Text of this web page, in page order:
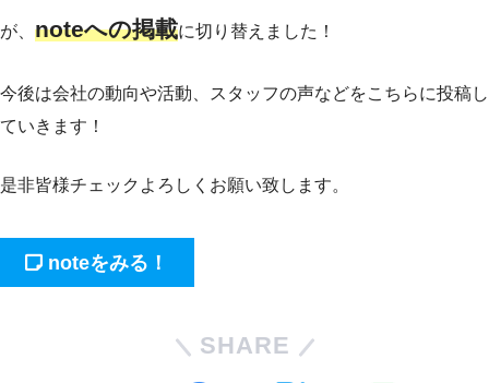
が、 noteへの掲載に切り替えました！
今後は会社の動向や活動、スタッフの声などをこちらに投稿し
ていきます！
是非皆様チェックよろしくお願い致します。
noteをみる！
SHARE